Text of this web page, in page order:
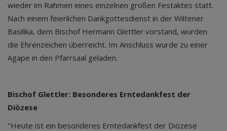
wieder im Rahmen eines einzelnen großen Festaktes statt.
Nach einem feierlichen Dankgottesdienst in der Wiltener
Basilika, dem Bischof Hermann Glettler vorstand, wurden
die Ehrenzeichen überreicht. Im Anschluss wurde zu einer
Agape in den Pfarrsaal geladen.
Bischof Glettler: Besonderes Erntedankfest der
Diözese
"Heute ist ein besonderes Erntedankfest der Diözese